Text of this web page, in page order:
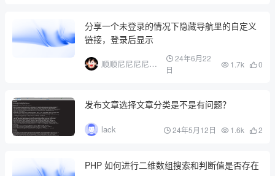
分享一个未登录的情况下隐藏导航里的自定义
链接，登录后显示
顺顺尼尼尼尼尼
24年6月22
日
1.7k 0
发布文章选择文章分类是不是有问题？
lack 24年5月12日 1.6k 2
PHP 如何进行二维数组搜索和判断值是否存在